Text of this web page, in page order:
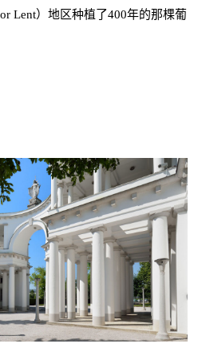
Lent）地区种植了400年的那棵葡